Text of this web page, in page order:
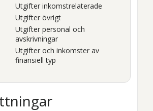
Utgifter inkomstrelaterade
Utgifter övrigt
Utgifter personal och
avskrivningar
Utgifter och inkomster av
finansiell typ